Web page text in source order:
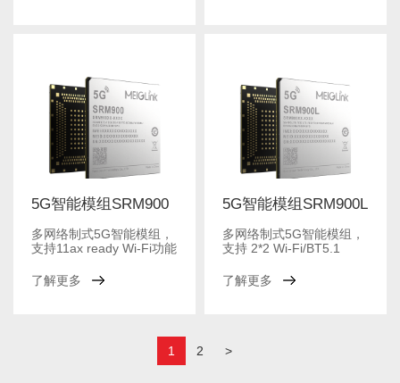
5G智能模组SRM900
多网络制式5G智能模组，
支持11ax ready Wi-Fi功能
了解更多
5G智能模组SRM900L
多网络制式5G智能模组，
支持 2*2 Wi-Fi/BT5.1
了解更多
1 2 >